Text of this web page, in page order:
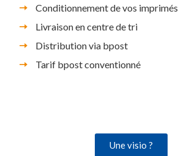
Conditionnement de vos imprimés
Livraison en centre de tri
Distribution via bpost
Tarif bpost conventionné
Une visio ?